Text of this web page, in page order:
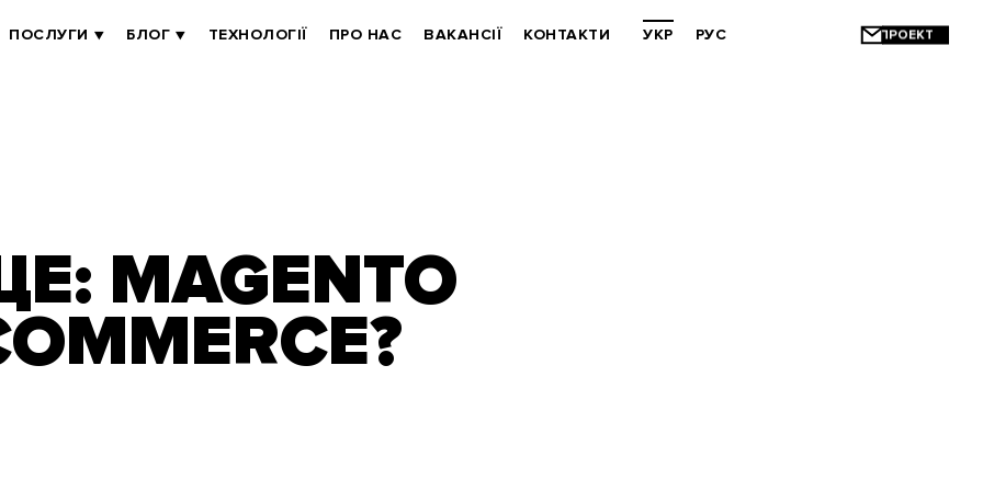
ПОСЛУГИ БЛОГ ТЕХНОЛОГІЇ ПРО НАС ВАКАНСІЇ КОНТАКТИ УКР РУС
MAGENTO